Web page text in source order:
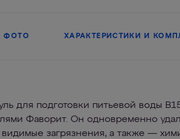
ФОТО ХАРАКТЕРИСТИКИ И
для подготовки питьевой воды
Фаворит. Он одновременно
видимые загрязнения, а также —